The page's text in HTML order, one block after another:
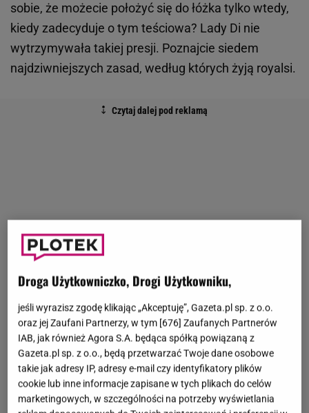
sobie, że możecie położyć się do łóżka tylko wtedy,
kiedy zadecyduje o tym teściowa? Lady Di nie
wytrzymywała takiej presji. Poznajcie siedem
najdziwniejszych zasad, według których żyją royalsi.
Droga Użytkowniczko, Drogi Użytkowniku,
jeśli wyrazisz zgodę klikając „Akceptuję”, Gazeta.pl sp. z o.o.
oraz jej Zaufani Partnerzy, w tym [676] Zaufanych Partnerów
IAB, jak również Agora S.A. będąca spółką powiązaną z
Gazeta.pl sp. z o.o., będą przetwarzać Twoje dane osobowe
takie jak adresy IP, adresy e-mail czy identyfikatory plików
cookie lub inne informacje zapisane w tych plikach do celów
marketingowych, w szczególności na potrzeby wyświetlania